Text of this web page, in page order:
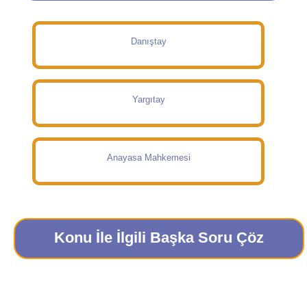
Danıştay
Yargıtay
Anayasa Mahkemesi
Konu İle İlgili Başka Soru Çöz